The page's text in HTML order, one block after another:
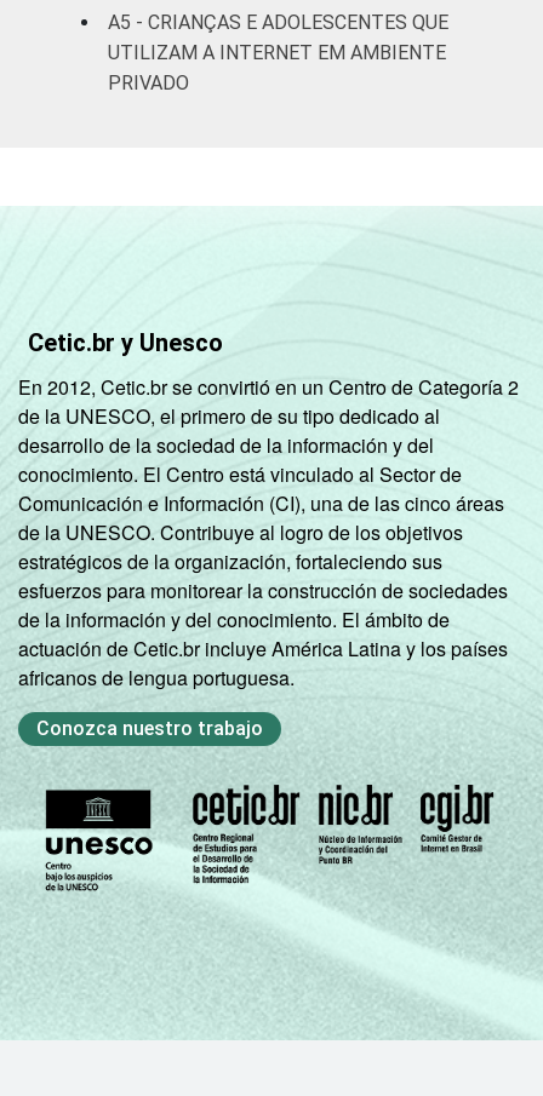
Não
respondeu
95
Sociedade da Informação (Cetic.br),
Crianças e Adolescentes no Brasil – TIC Kids
Online Brasil 2017.
A5 - CRIANÇAS E ADOLESCENTES QUE
UTILIZAM A INTERNET EM AMBIENTE
PRIVADO
Cetic.br y Unesco
En 2012, Cetic.br se convirtió en un Centro de Categoría 2
de la UNESCO, el primero de su tipo dedicado al
desarrollo de la sociedad de la información y del
conocimiento. El Centro está vinculado al Sector de
Comunicación e Información (CI), una de las cinco áreas
de la UNESCO. Contribuye al logro de los objetivos
estratégicos de la organización, fortaleciendo sus
esfuerzos para monitorear la construcción de sociedades
de la información y del conocimiento. El ámbito de
actuación de Cetic.br incluye América Latina y los países
africanos de lengua portuguesa.
Conozca nuestro trabajo